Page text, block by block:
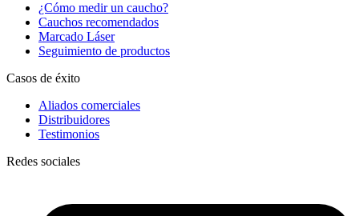
¿Cómo medir un caucho?
Cauchos recomendados
Marcado Láser
Seguimiento de productos
Casos de éxito
Aliados comerciales
Distribuidores
Testimonios
Redes sociales